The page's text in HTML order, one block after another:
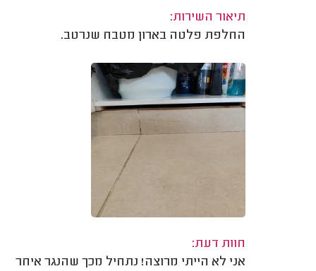
תיאור השירות:
החלפת פלטה בארון מטבח שנרטב.
חוות דעת:
אני לא הייתי מרוצה! נתחיל מכך שהנגר איחר